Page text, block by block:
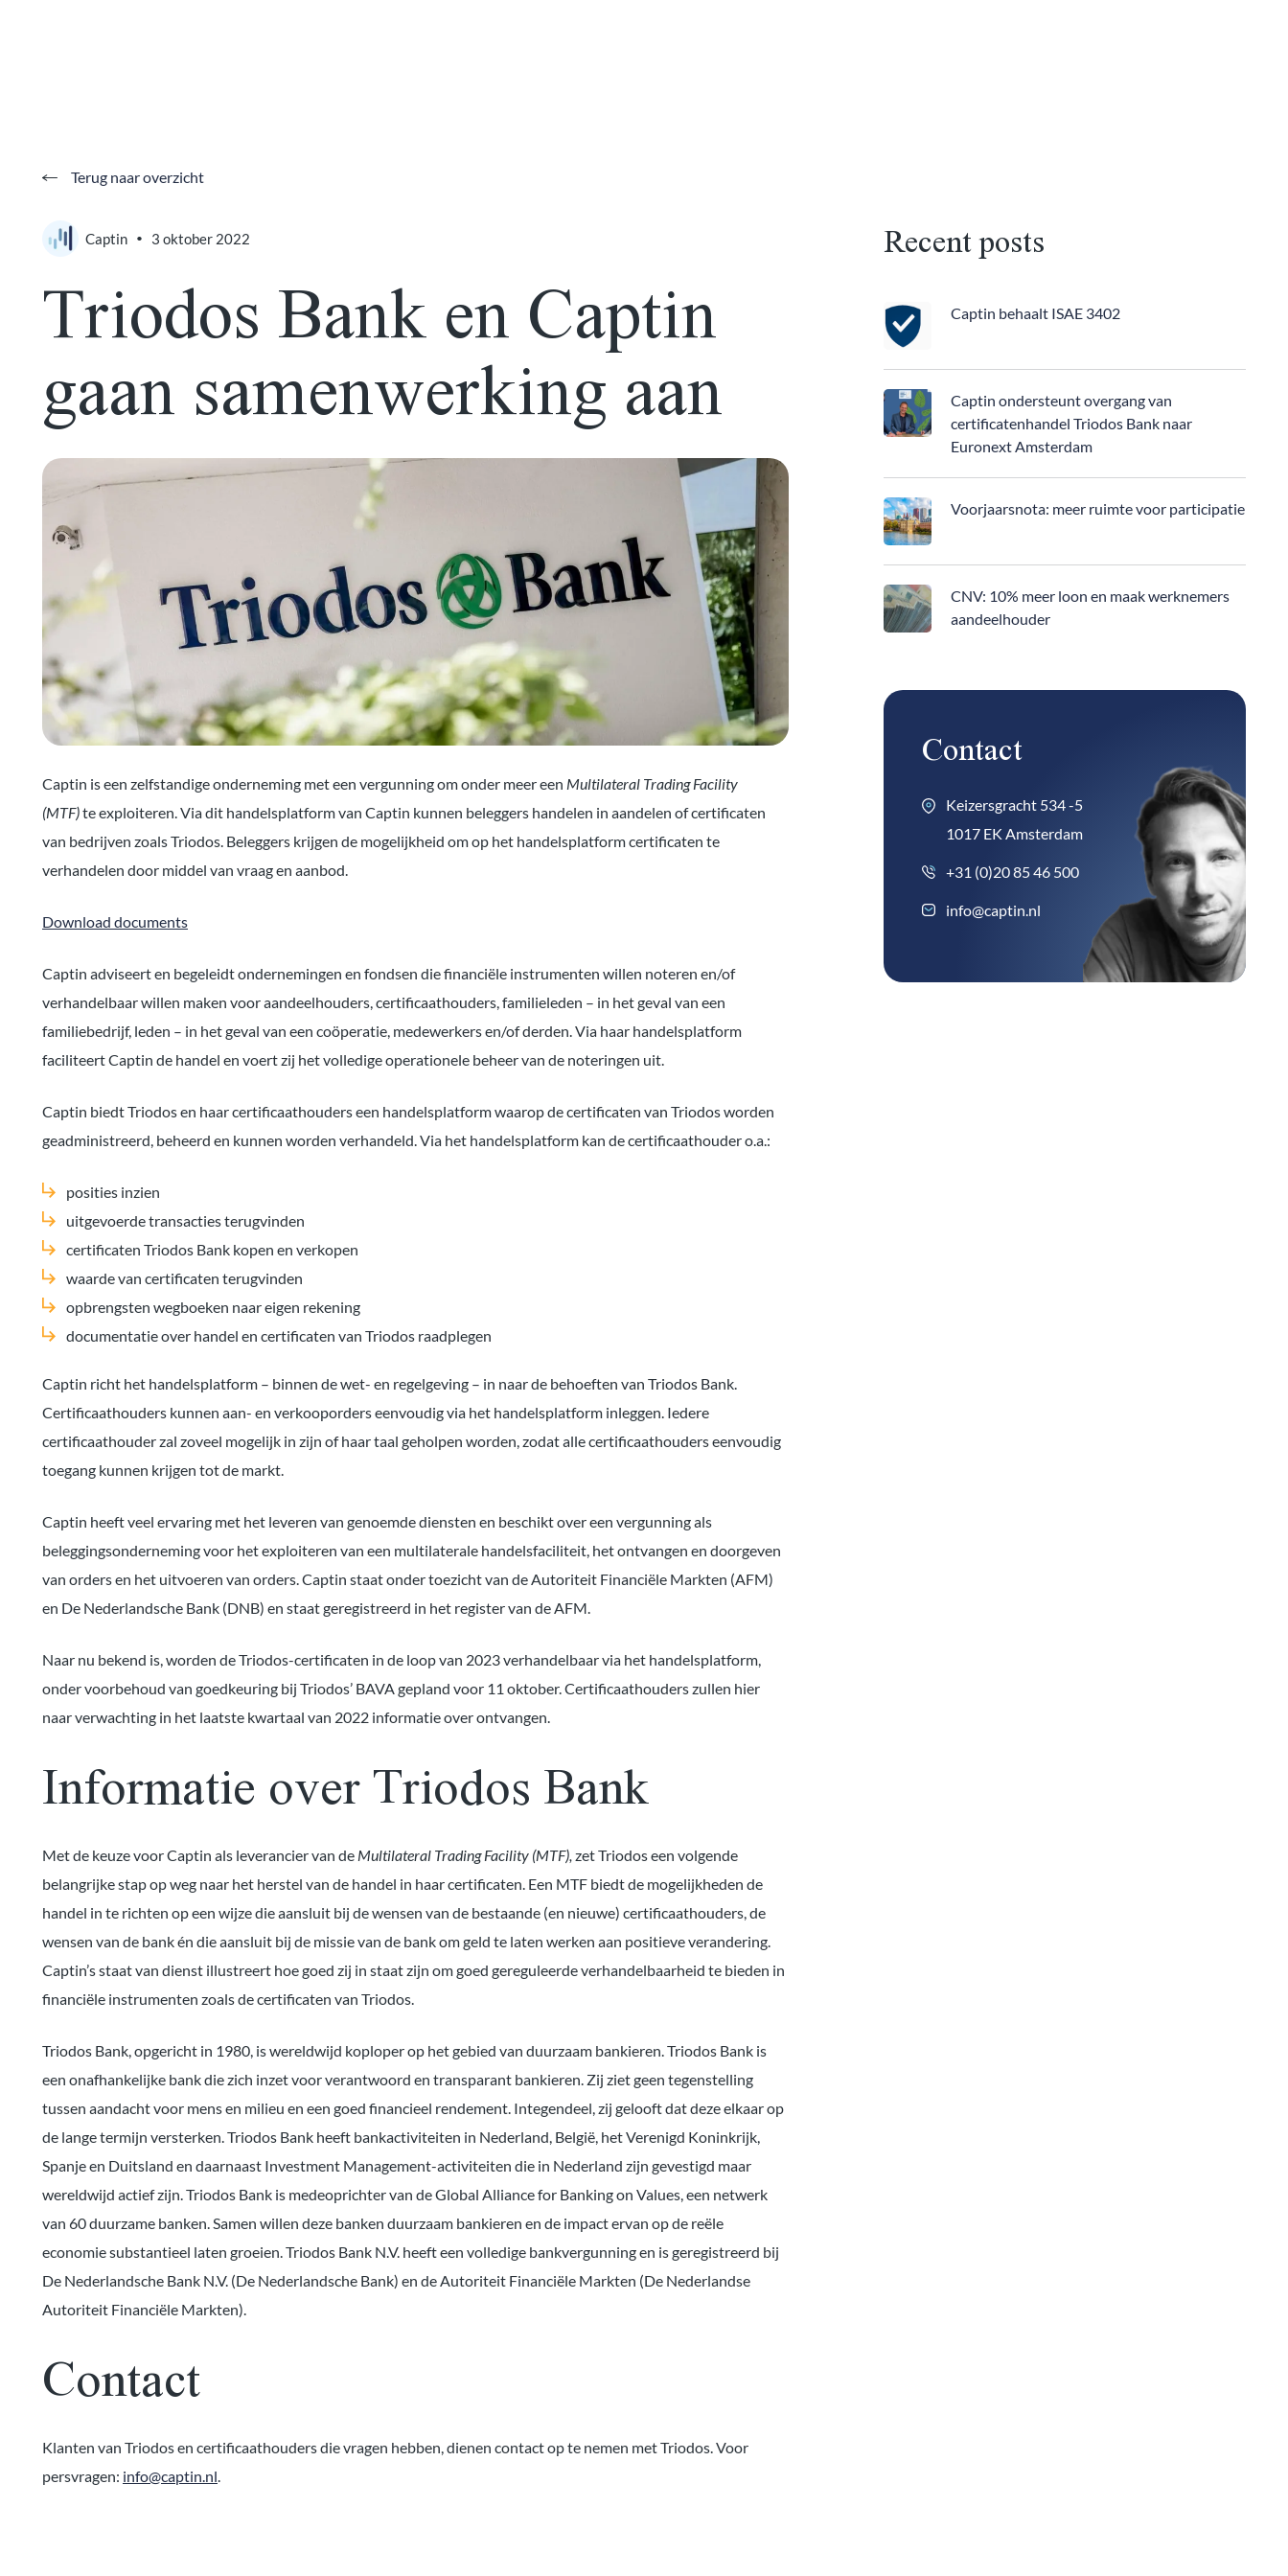
Terug naar overzicht
Captin • 3 oktober 2022
Triodos Bank en Captin
gaan samenwerking aan
Captin is een zelfstandige onderneming met een vergunning om onder meer een Multilateral Trading Facility
(MTF)te exploiteren. Via dit handelsplatform van Captin kunnen beleggers handelen in aandelen of certificaten
van bedrijven zoals Triodos. Beleggers krijgen de mogelijkheid om op het handelsplatform certificaten te
verhandelen door middel van vraag en aanbod.
Download documents
Captin adviseert en begeleidt ondernemingen en fondsen die financiële instrumenten willen noteren en/of
verhandelbaar willen maken voor aandeelhouders, certificaathouders, familieleden – in het geval van een
familiebedrijf, leden – in het geval van een coöperatie, medewerkers en/of derden. Via haar handelsplatform
faciliteert Captin de handel en voert zij het volledige operationele beheer van de noteringen uit.
Captin biedt Triodos en haar certificaathouders een handelsplatform waarop de certificaten van Triodos worden
geadministreerd, beheerd en kunnen worden verhandeld. Via het handelsplatform kan de certificaathouder o.a.:
posities inzien
uitgevoerde transacties terugvinden
certificaten Triodos Bank kopen en verkopen
waarde van certificaten terugvinden
opbrengsten wegboeken naar eigen rekening
documentatie over handel en certificaten van Triodos raadplegen
Captin richt het handelsplatform – binnen de wet- en regelgeving – in naar de behoeften van Triodos Bank.
Certificaathouders kunnen aan- en verkooporders eenvoudig via het handelsplatform inleggen. Iedere
certificaathouder zal zoveel mogelijk in zijn of haar taal geholpen worden, zodat alle certificaathouders eenvoudig
toegang kunnen krijgen tot de markt.
Captin heeft veel ervaring met het leveren van genoemde diensten en beschikt over een vergunning als
beleggingsonderneming voor het exploiteren van een multilaterale handelsfaciliteit, het ontvangen en doorgeven
van orders en het uitvoeren van orders. Captin staat onder toezicht van de Autoriteit Financiële Markten (AFM)
en De Nederlandsche Bank (DNB) en staat geregistreerd in het register van de AFM.
Naar nu bekend is, worden de Triodos-certificaten in de loop van 2023 verhandelbaar via het handelsplatform,
onder voorbehoud van goedkeuring bij Triodos’ BAVA gepland voor 11 oktober. Certificaathouders zullen hier
naar verwachting in het laatste kwartaal van 2022 informatie over ontvangen.
Informatie over Triodos Bank
Met de keuze voor Captin als leverancier van de Multilateral Trading Facility (MTF), zet Triodos een volgende
belangrijke stap op weg naar het herstel van de handel in haar certificaten. Een MTF biedt de mogelijkheden de
handel in te richten op een wijze die aansluit bij de wensen van de bestaande (en nieuwe) certificaathouders, de
wensen van de bank én die aansluit bij de missie van de bank om geld te laten werken aan positieve verandering.
Captin’s staat van dienst illustreert hoe goed zij in staat zijn om goed gereguleerde verhandelbaarheid te bieden in
financiële instrumenten zoals de certificaten van Triodos.
Triodos Bank, opgericht in 1980, is wereldwijd koploper op het gebied van duurzaam bankieren. Triodos Bank is
een onafhankelijke bank die zich inzet voor verantwoord en transparant bankieren. Zij ziet geen tegenstelling
tussen aandacht voor mens en milieu en een goed financieel rendement. Integendeel, zij gelooft dat deze elkaar op
de lange termijn versterken. Triodos Bank heeft bankactiviteiten in Nederland, België, het Verenigd Koninkrijk,
Spanje en Duitsland en daarnaast Investment Management-activiteiten die in Nederland zijn gevestigd maar
wereldwijd actief zijn. Triodos Bank is medeoprichter van de Global Alliance for Banking on Values, een netwerk
van 60 duurzame banken. Samen willen deze banken duurzaam bankieren en de impact ervan op de reële
economie substantieel laten groeien. Triodos Bank N.V. heeft een volledige bankvergunning en is geregistreerd bij
De Nederlandsche Bank N.V. (De Nederlandsche Bank) en de Autoriteit Financiële Markten (De Nederlandse
Autoriteit Financiële Markten).
Contact
Klanten van Triodos en certificaathouders die vragen hebben, dienen contact op te nemen met Triodos. Voor
persvragen: info@captin.nl.
Recent posts
Captin behaalt ISAE 3402
Captin ondersteunt overgang van
certificatenhandel Triodos Bank naar
Euronext Amsterdam
Voorjaarsnota: meer ruimte voor participatie
CNV: 10% meer loon en maak werknemers
aandeelhouder
Contact
Keizersgracht 534 -5
1017 EK Amsterdam
+31 (0)20 85 46 500
info@captin.nl